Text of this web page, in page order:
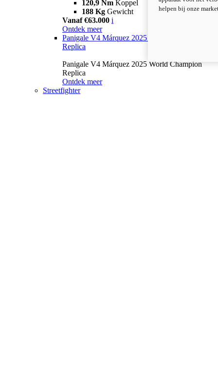
120,9 Nm Koppel
188 Kg Gewicht
Vanaf €63.000 i
Ontdek meer
Panigale V4 Márquez 2025 World Champion
Replica
Panigale V4 Márquez 2025 World Champion
Replica
Ontdek meer
Streetfighter
helpen bij onze